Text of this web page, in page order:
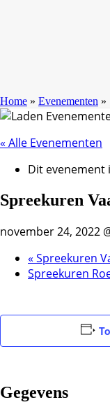
Home » Evenementen »
« Alle Evenementen
Dit evenement
Spreekuren
november 24, 2022
« Spreekuren
Spreekuren
Gegevens